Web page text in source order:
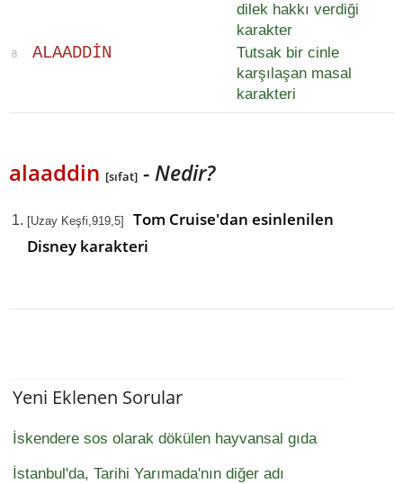
dilek hakkı verdiği
karakter
8 ALAADDIN
Tutsak bir cinle
karşılaşan masal
karakteri
alaaddin [sıfat] -Nedir?
[Uzay Keşfi,919,5]
Tom Cruise'dan esinlenilen
Disney karakteri
Yeni Eklenen Sorular
İskendere sos olarak dökülen hayvansal gıda
İstanbul'da, Tarihi Yarımada'nın diğer adı